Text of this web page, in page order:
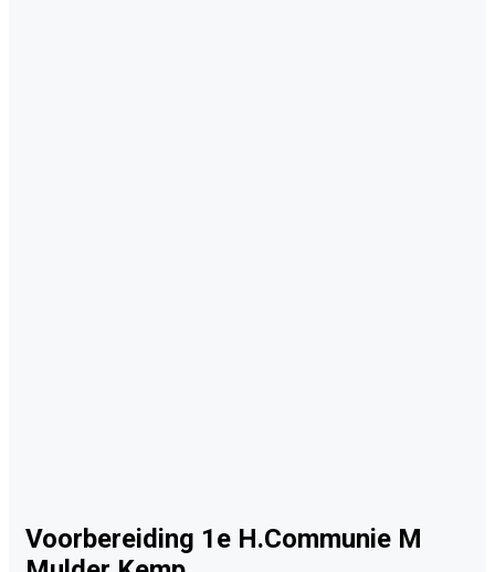
Voorbereiding 1e H.Communie M